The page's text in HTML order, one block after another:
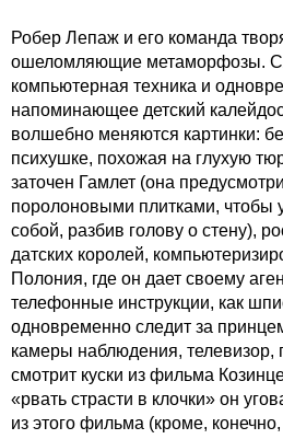
Робер Лепаж и его команда
ошеломляющие метаморфозы.
компьютерная техника и
напоминающее детский
волшебно меняются картинки:
психушке, похожая на глухую
заточен Гамлет (она
поролоновыми плитками, чтобы
собой, разбив голову о стену),
датских королей,
Полония, где он дает своему
телефонные инструкции, как
одновременно следит за
камеры наблюдения, телевизор,
смотрит куски из фильма
«рвать страсти в клочки» он
из этого фильма (кроме,